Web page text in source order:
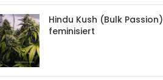
Hindu Kush (Bulk Passion)
feminisiert